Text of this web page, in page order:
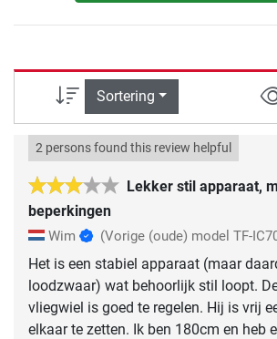
Sortering
Lekker stil apparaat,
beperkingen
2 persons found this review helpful
Wim (Vorige (oude) model TF-
Het is een stabiel apparaat (maar
loodzwaar) wat behoorlijk stil loopt.
vliegwiel is goed te regelen. Hij is vrij
elkaar te zetten. Ik ben 180cm en heb